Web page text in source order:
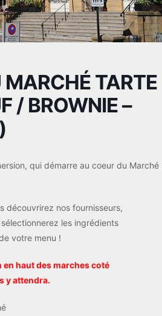
MARCHÉ TARTE
/ BROWNIE –
qui démarre au coeur du Marché
découvrirez nos fournisseurs,
les ingrédients
votre menu !
en haut des marches coté
y attendra.